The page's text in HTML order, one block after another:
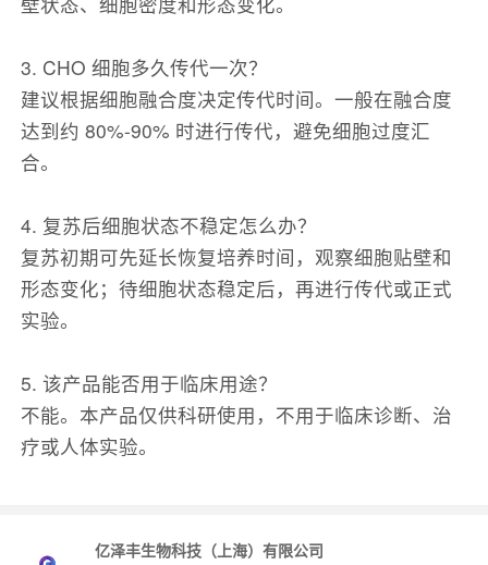
3. CHO 细胞多久传代一次？
建议根据细胞融合度决定传代时间。一般在融合度
达到约 80%-90% 时进行传代，避免细胞过度汇
合。
4. 复苏后细胞状态不稳定怎么办？
复苏初期可先延长恢复培养时间，观察细胞贴壁和
形态变化；待细胞状态稳定后，再进行传代或正式
实验。
5. 该产品能否用于临床用途？
不能。本产品仅供科研使用，不用于临床诊断、治
疗或人体实验。
亿泽丰生物科技（上海）有限公司